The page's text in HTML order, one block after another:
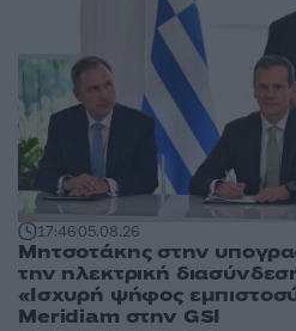
17:4605.08.26
Μητσοτάκης στην
την ηλεκτρική
«Ισχυρή ψήφος
Meridiam στην GSI